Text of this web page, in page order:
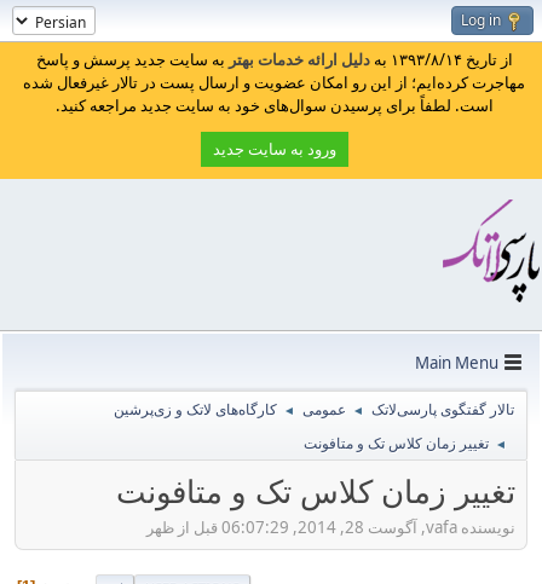
Log in
از تاریخ ۱۳۹۳/۸/۱۴ به دلیل ارائه خدمات بهتر به سایت جدید پرسش و پاسخ
مهاجرت کرده‌ایم؛ از این رو امکان عضویت و ارسال پست در تالار غیرفعال شده
است. لطفاً برای پرسیدن سوال‌های خود به سایت جدید مراجعه کنید.
ورود به سایت جدید
Main Menu
تالار گفتگوی پارسی‌لاتک ◄ عمومی ◄ کارگاه‌های لاتک و زی‌پرشین
◄ تغییر زمان کلاس تک و متافونت
تغییر زمان کلاس تک و متافونت
نویسنده vafa, آگوست 28, 2014, 06:07:29 قبل از ظهر